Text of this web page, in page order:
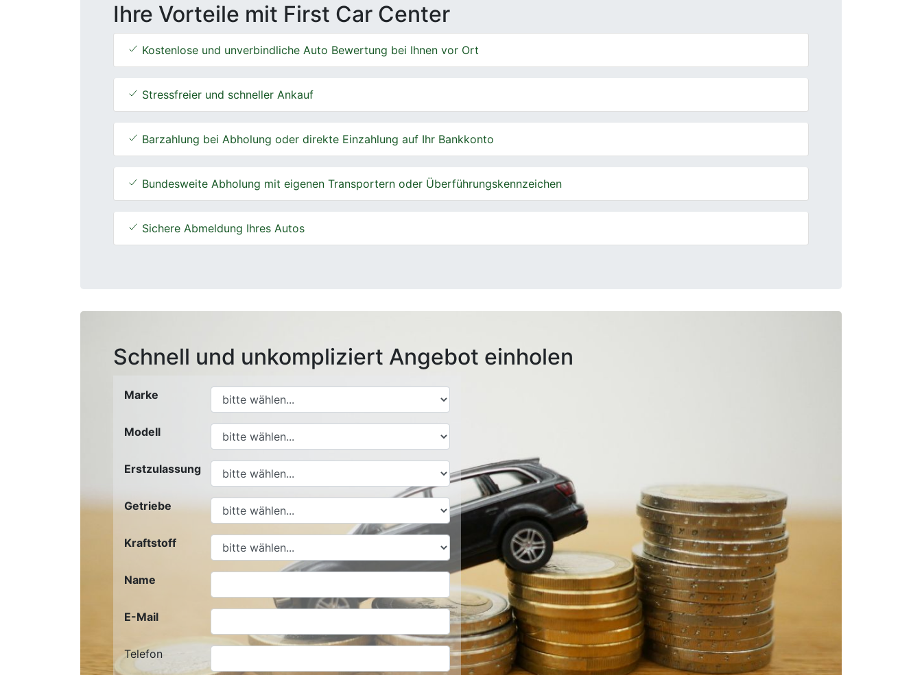
Ihre Vorteile mit First Car Center
Kostenlose und unverbindliche Auto Bewertung bei Ihnen vor Ort
Stressfreier und schneller Ankauf
Barzahlung bei Abholung oder direkte Einzahlung auf Ihr Bankkonto
Bundesweite Abholung mit eigenen Transportern oder Überführungskennzeichen
Sichere Abmeldung Ihres Autos
Schnell und unkompliziert Angebot einholen
Marke
Modell
Erstzulassung
Getriebe
Kraftstoff
Name
E-Mail
Telefon